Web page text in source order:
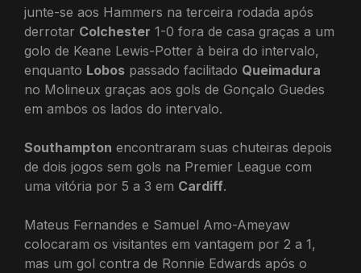
junte-se aos Hammers na terceira rodada após
derrotar Colchester 1-0 fora de casa graças a um
golo de Keane Lewis-Potter à beira do intervalo,
enquanto Lobos passado facilitado Queimadura
no Molineux graças aos gols de Gonçalo Guedes
em ambos os lados do intervalo.
Southampton encontraram suas chuteiras depois
de dois jogos sem gols na Premier League com
uma vitória por 5 a 3 em Cardiff.
Mateus Fernandes e Samuel Amo-Ameyaw
colocaram os visitantes em vantagem por 2 a 1,
mas um gol contra de Ronnie Edwards após o